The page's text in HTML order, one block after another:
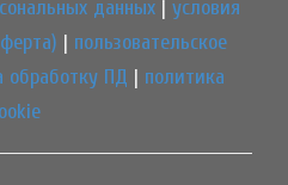
данных | условия
| пользовательское
обработку ПД | политика